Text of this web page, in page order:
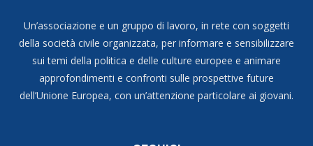
Un’associazione e un gruppo di lavoro, in rete con soggetti
della società civile organizzata, per informare e sensibilizzare
sui temi della politica e delle culture europee e animare
approfondimenti e confronti sulle prospettive future
dell’Unione Europea, con un’attenzione particolare ai giovani.